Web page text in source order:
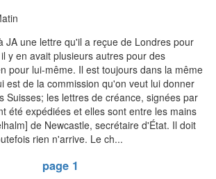
JA une lettre qu'il a reçue de Londres pour
y en avait plusieurs autres pour des
pour lui-même. Il est toujours dans la même
est de la commission qu'on veut lui donner
Suisses; les lettres de créance, signées par
été expédiées et elles sont entre les mains
de Newcastle, secrétaire d'État. Il doit
rien n'arrive. Le ch...
page 1